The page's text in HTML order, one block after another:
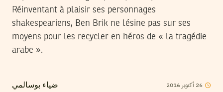
Réinventant à plaisir ses personnages
shakespeariens, Ben Brik ne lésine pas sur ses
moyens pour les recycler en héros de « la tragédie
arabe ».
ضياء بوسالمي 26 أكتوبر 2016